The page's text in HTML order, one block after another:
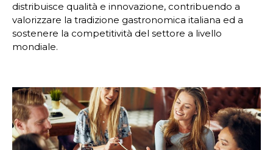
distribuisce qualità e innovazione, contribuendo a
valorizzare la tradizione gastronomica italiana ed a
sostenere la competitività del settore a livello
mondiale.